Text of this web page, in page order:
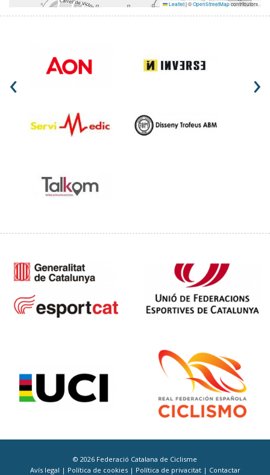
Leaflet|©OpenStreetMapcontributors
‹ ›
© 2026 Federació Catalana de Ciclisme
Avís legal | Política de cookies | Política de privacitat | Contactar